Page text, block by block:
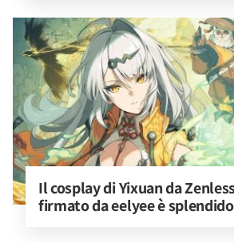
Il cosplay di Yixuan da
firmato da eelyee è splendido